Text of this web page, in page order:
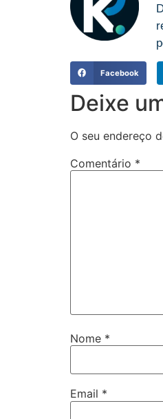
Facebook
Deixe
O seu endereço
Comentário *
Nome *
Email *